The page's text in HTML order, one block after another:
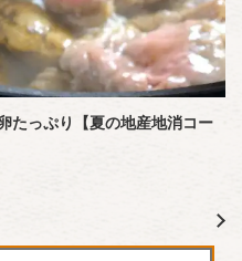
たっぷり【夏の地産地消コー